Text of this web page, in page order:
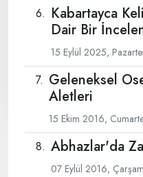
Kabartayca
Dair Bir
15 Eylül 2025,
Geleneksel
Aletleri
15 Ekim 2016,
Abhazlar'da
07 Eylül 2016,